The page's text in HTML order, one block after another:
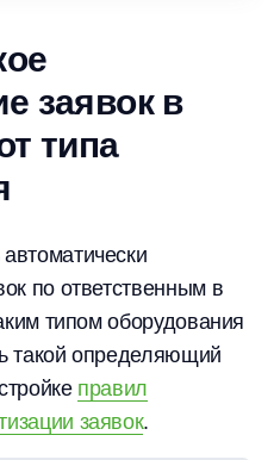
заявок в
типа
по ответственным в
типом оборудования
такой определяющий
правил
заявок.